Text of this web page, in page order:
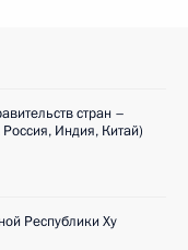
стран –
Индия, Китай)
Республики Ху